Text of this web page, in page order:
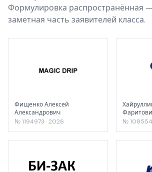
Формулировка распространённая
заметная часть заявителей класса.
Фищенко Алексей
Александрович
№ 1194973 · 2026
№